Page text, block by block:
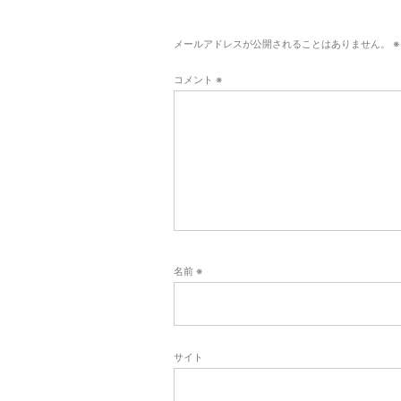
メールアドレスが公開されることはありません。 ※
コメント※
名前※
サイト